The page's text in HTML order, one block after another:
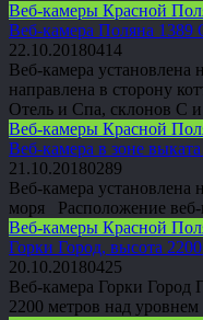
Веб-камеры Красной
Веб-камера Поляна 1389
22.10.20180414
Веб-камера
направлена в сторону
Отель и Спа, склонов С
Веб-камеры Красной
Веб-камера в зоне
21.10.20180289
Веб-камера установлена
моря Расположение
Веб-камеры Красной
Горки Город, высота
20.10.20180425
Веб-камера Горки Город
2200 метров над